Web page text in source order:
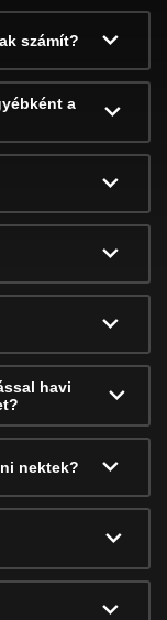
számít?
a
havi
nektek?